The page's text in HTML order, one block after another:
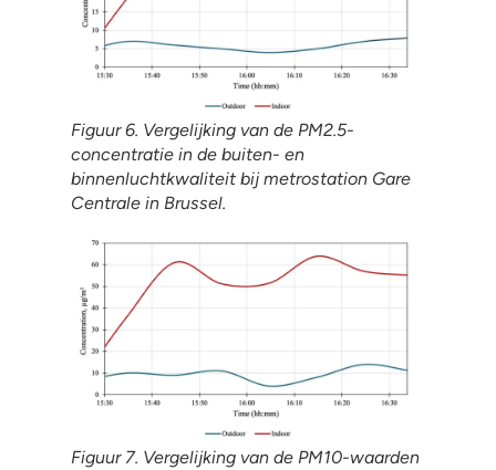
Figuur 6. Vergelijking van de PM2.5-
concentratie in de buiten- en
binnenluchtkwaliteit bij metrostation Gare
Centrale in Brussel.
Figuur 7. Vergelijking van de PM10-waarden